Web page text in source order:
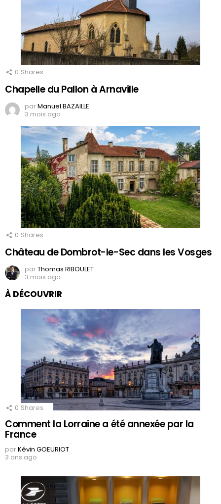
0 Shares
Chapelle du Pallon à Arnaville
parManuel BAZAILLE
3 mois ago
0 Shares
Château de Dombrot-le-Sec dans les Vosges
parThomas RIBOULET
3 mois ago
À DÉCOUVRIR
0 Shares
Comment la Lorraine a été annexée par la
France
parKévin GOEURIOT
3 ans ago